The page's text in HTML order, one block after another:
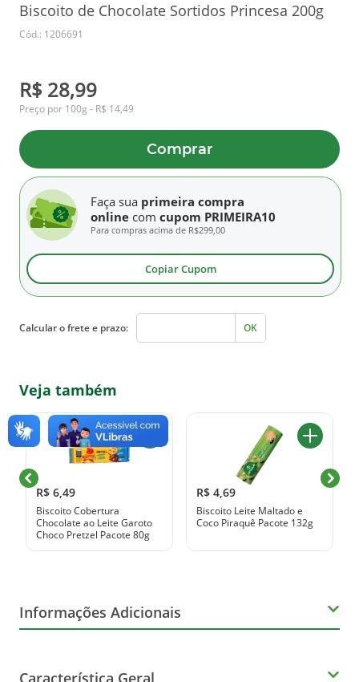
Biscoito de Chocolate Sortidos Princesa 200g
Cód.: 1206691
R$ 28,99
Preço por 100g - R$ 14,49
Comprar
Faça sua primeira compra
online com cupom PRIMEIRA10
Para compras acima de R$299,00
Copiar Cupom
Calcular o frete e prazo: OK
Veja também
R$ 6,49
Biscoito Cobertura
Chocolate ao Leite Garoto
Choco Pretzel Pacote 80g
R$ 4,69
Biscoito Leite Maltado e
Coco Piraquê Pacote 132g
Informações Adicionais
Característica Geral